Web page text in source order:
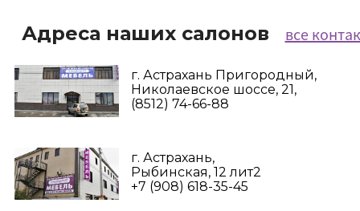
Адреса наших салонов все
г. Астрахань Пригородный,
Николаевское шоссе, 21,
(8512) 74-66-88
г. Астрахань,
Рыбинская, 12 лит2
+7 (908) 618-35-45‬